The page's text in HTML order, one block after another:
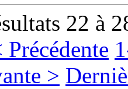
22 à
Précédente
>